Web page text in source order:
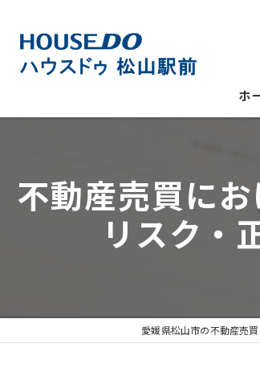
ホ
不動産売買に
リスク・
愛媛県松山市の不動産売